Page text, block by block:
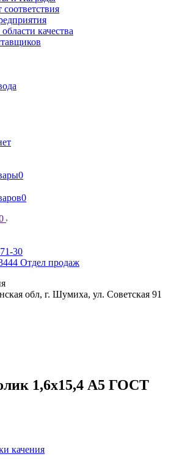
качества
0
0
30
Отдел продаж
обл, г. Шумиха, ул. Советская 91
1,6х15,4 А5 ГОСТ
качения